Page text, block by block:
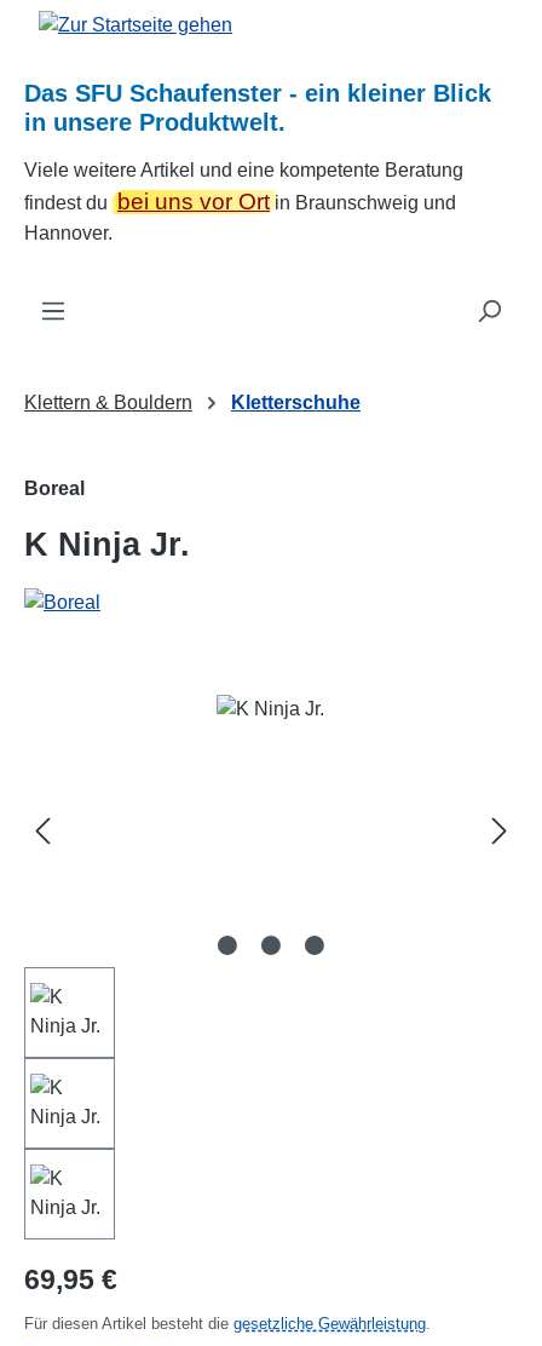
Zum Hauptinhalt springen
Das SFU Schaufenster - ein kleiner Blick
in unsere Produktwelt.
Viele weitere Artikel und eine kompetente Beratung
findest dubei uns vor Ortin Braunschweig und
Hannover.
Klettern & Bouldern Kletterschuhe
Boreal
K Ninja Jr.
Bildergalerie überspringen
Regulärer Preis:
69,95 €
Für diesen Artikel besteht die gesetzliche Gewährleistung